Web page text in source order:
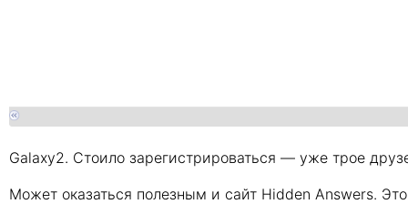
Galaxy2. Стоило зарегистрироваться — уже трое
Может оказаться полезным и сайт Hidden Answers.